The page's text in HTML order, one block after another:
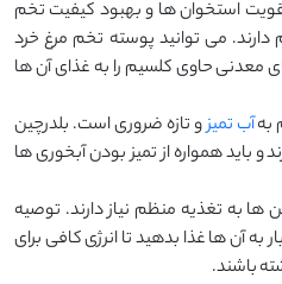
استخوان‌ ها و بهبود کیفیت تخم
دارند. می ‌توانید پوسته تخم‌ مرغ خرد
حاوی کلسیم را به غذای آن ‌ها
بهآب تمیزو تازه ضروری است. بلدرچین‌
و باید همواره از تمیز بودن آبخوری ‌ها
‌ها به تغذیه منظم نیاز دارند. توصیه
آن ‌ها غذا بدهید تا انرژی کافی برای
باشند.